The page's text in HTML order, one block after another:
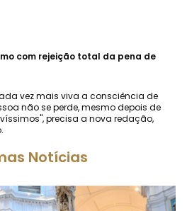
com rejeição total da pena de
vez mais viva a consciência de
não se perde, mesmo depois de
precisa a nova redação,
Notícias